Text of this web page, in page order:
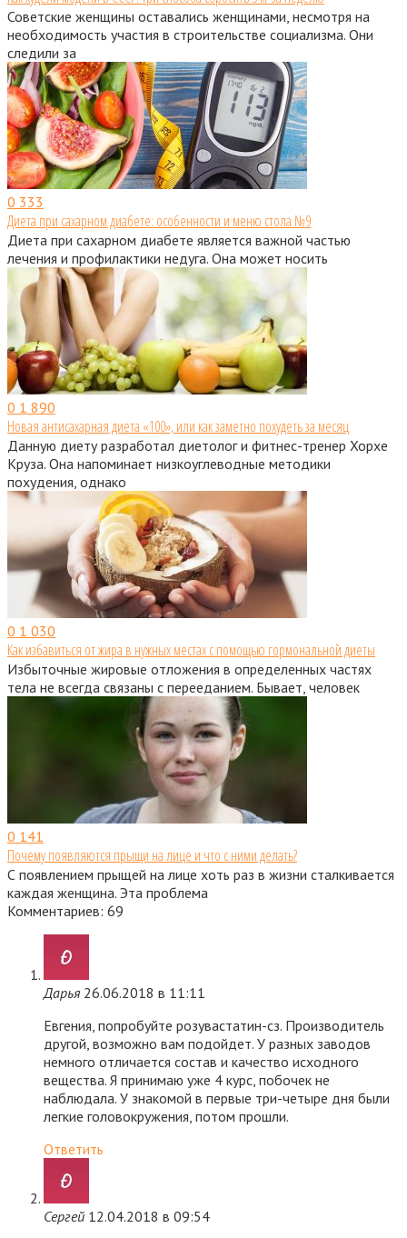
Советские женщины оставались женщинами, несмотря на
необходимость участия в строительстве социализма. Они
следили за
0 333
Диета при сахарном диабете: особенности и меню стола №9
Диета при сахарном диабете является важной частью
лечения и профилактики недуга. Она может носить
0 1 890
Новая антисахарная диета «100», или как заметно похудеть за месяц
Данную диету разработал диетолог и фитнес-тренер Хорхе
Круза. Она напоминает низкоуглеводные методики
похудения, однако
0 1 030
Как избавиться от жира в нужных местах с помощью гормональной диеты
Избыточные жировые отложения в определенных частях
тела не всегда связаны с перееданием. Бывает, человек
0 141
Почему появляются прыщи на лице и что с ними делать?
С появлением прыщей на лице хоть раз в жизни сталкивается
каждая женщина. Эта проблема
Комментариев: 69
Дарья 26.06.2018 в 11:11
Евгения, попробуйте розувастатин-сз. Производитель
другой, возможно вам подойдет. У разных заводов
немного отличается состав и качество исходного
вещества. Я принимаю уже 4 курс, побочек не
наблюдала. У знакомой в первые три-четыре дня были
легкие головокружения, потом прошли.
Ответить
Сергей 12.04.2018 в 09:54